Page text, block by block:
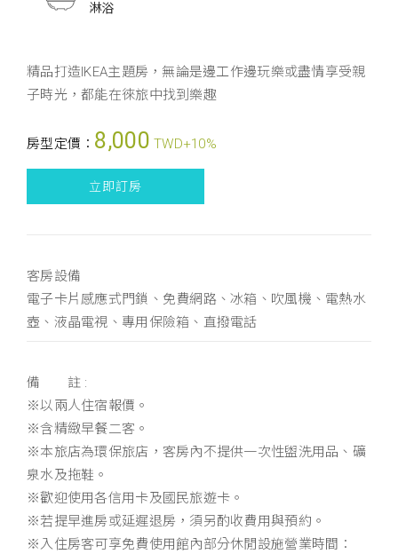
淋浴
精品打造IKEA主題房，無論是邊工作邊玩樂或盡情享受親
子時光，都能在徠旅中找到樂趣
房型定價： 8,000 TWD+10%
立即訂房
客房設備
電子卡片感應式門鎖、免費網路、冰箱、吹風機、電熱水
壺、液晶電視、專用保險箱、直撥電話
備 註 :
※以兩人住宿報價。
※含精緻早餐二客。
※本旅店為環保旅店，客房內不提供一次性盥洗用品、礦
泉水及拖鞋。
※歡迎使用各信用卡及國民旅遊卡。
※若提早進房或延遲退房，須另酌收費用與預約。
※入住房客可享免費使用館內部分休閒設施營業時間：